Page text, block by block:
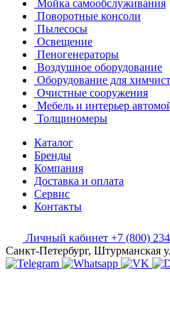
Мойка самообслуживания
Поворотные консоли
Пылесосы
Освещение
Пеногенераторы
Воздушное оборудование
Оборудование для
Очистные сооружения
Мебель и интерьер
Толщиномеры
Каталог
Бренды
Компания
Доставка и оплата
Сервис
Контакты
Личный кабинет +7 (800)
Санкт-Петербург, Штурманская